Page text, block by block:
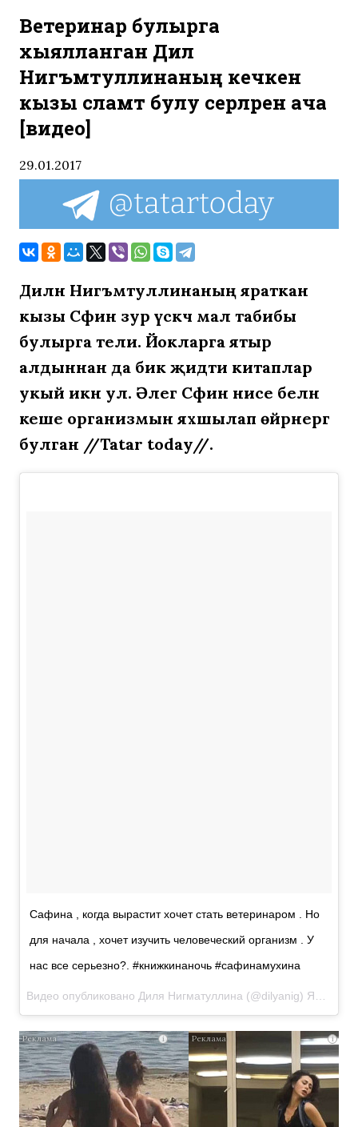
Ветеринар булырга
хыялланган Дилә
Нигъмәтуллинаның кечкенә
кызы сәламәт булу серләрен ача
[видео]
29.01.2017
Дилән Нигъмәтуллинаның яраткан
кызы Сәфинә зур үскәч мал табибы
булырга тели. Йокларга ятыр
алдыннан да бик җидти китаплар
укый икән ул. Әлегә Сәфинә әнисе белән
кеше организмын яхшылап өйрәнергә
булган //Tatar today//.
Сафина , когда вырастит хочет стать ветеринаром . Но
для начала , хочет изучить человеческий организм . У
нас все серьезно?. #книжкинаночь #сафинамухина
Видео опубликовано Диля Нигматуллина (@dilyanig) Янв 28 2017 в 11:40 PST
i
Скрытая
камера
на
пляже
i